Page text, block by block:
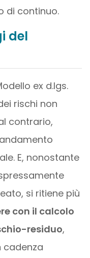
di continuo.
del
ex d.lgs.
rischi non
contrario,
E, nonostante
si ritiene più
con il calcolo
residuo,
cadenza